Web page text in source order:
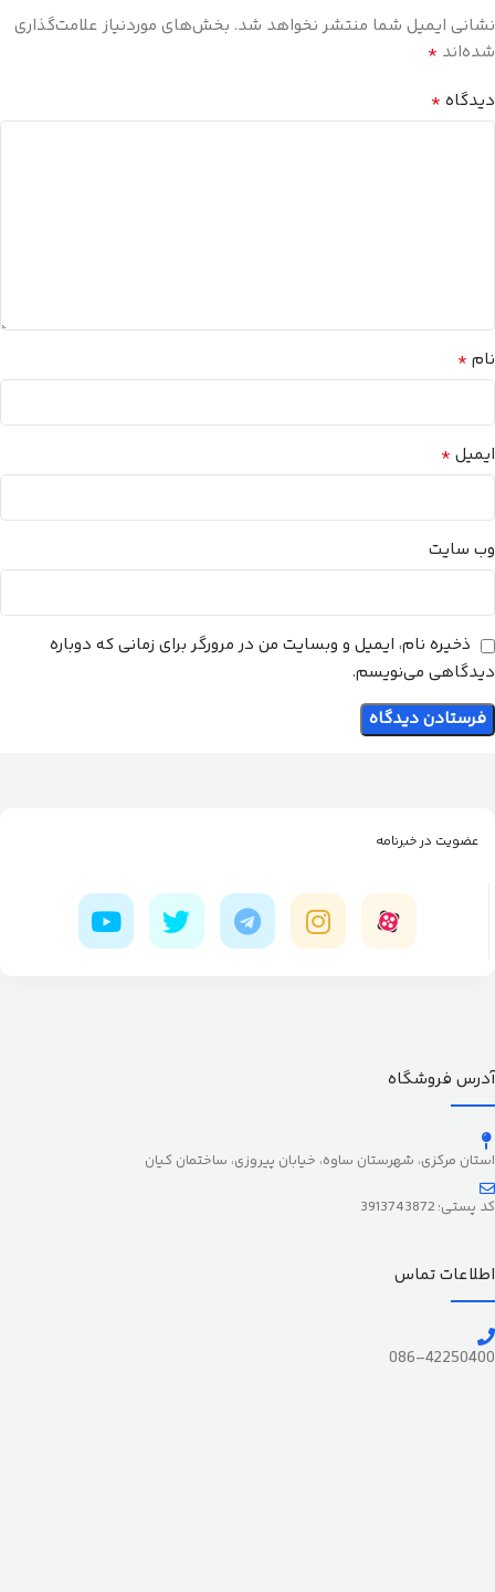
نشانی ایمیل شما منتشر نخواهد شد. بخش‌های موردنیاز علامت‌گذاری
شده‌اند *
دیدگاه *
نام *
ایمیل *
وب‌ سایت
ذخیره نام، ایمیل و وبسایت من در مرورگر برای زمانی که دوباره
دیدگاهی می‌نویسم.
عضویت در خبرنامه
آدرس فروشگاه
استان مرکزی، شهرستان ساوه، خیابان پیروزی، ساختمان کیان
کد پستی: 3913743872
اطلاعات تماس
086-42250400